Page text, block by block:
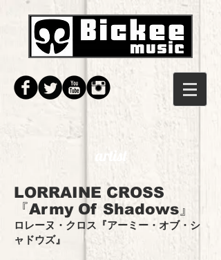
artist
LORRAINE CROSS
『Army Of Shadows』
ロレーヌ・クロス 『アーミー・オブ・シ
ャドウズ』